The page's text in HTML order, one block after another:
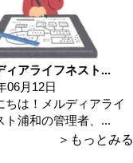
ィアライフネスト...
06月12日
ちは！メルディアライ
ト浦和の管理者、...
＞もっとみる